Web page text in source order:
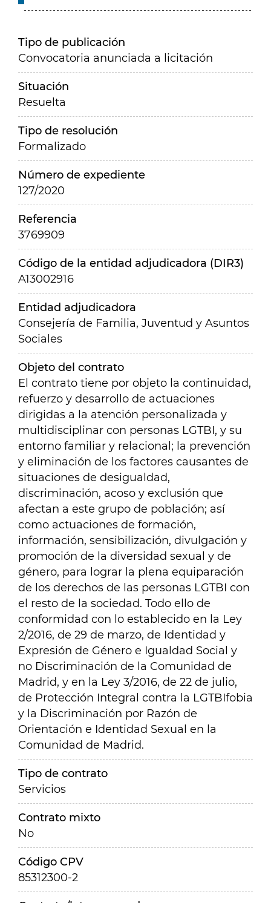
Tipo de publicación
Convocatoria anunciada a licitación
Situación
Resuelta
Tipo de resolución
Formalizado
Número de expediente
127/2020
Referencia
3769909
Código de la entidad adjudicadora (DIR3)
A13002916
Entidad adjudicadora
Consejería de Familia, Juventud y Asuntos
Sociales
Objeto del contrato
El contrato tiene por objeto la continuidad,
refuerzo y desarrollo de actuaciones
dirigidas a la atención personalizada y
multidisciplinar con personas LGTBI, y su
entorno familiar y relacional; la prevención
y eliminación de los factores causantes de
situaciones de desigualdad,
discriminación, acoso y exclusión que
afectan a este grupo de población; así
como actuaciones de formación,
información, sensibilización, divulgación y
promoción de la diversidad sexual y de
género, para lograr la plena equiparación
de los derechos de las personas LGTBI con
el resto de la sociedad. Todo ello de
conformidad con lo establecido en la Ley
2/2016, de 29 de marzo, de Identidad y
Expresión de Género e Igualdad Social y
no Discriminación de la Comunidad de
Madrid, y en la Ley 3/2016, de 22 de julio,
de Protección Integral contra la LGTBIfobia
y la Discriminación por Razón de
Orientación e Identidad Sexual en la
Comunidad de Madrid.
Tipo de contrato
Servicios
Contrato mixto
No
Código CPV
85312300-2